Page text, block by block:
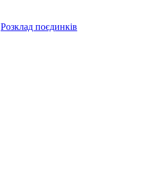
Розклад поєдинків